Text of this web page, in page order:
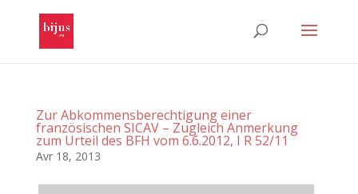
Zur Abkommensberechtigung einer
französischen SICAV – Zugleich Anmerkung
zum Urteil des BFH vom 6.6.2012, I R 52/11
Avr 18, 2013